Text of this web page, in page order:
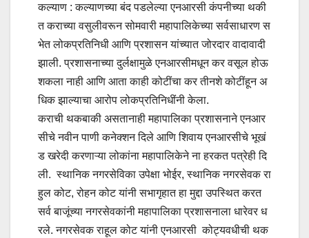
कल्याण : कल्याणच्या बंद पडलेल्या एनआरसी कंपनीच्या थकी
त कराच्या वसुलीवरून सोमवारी महापालिकेच्या सर्वसाधारण स
भेत लोकप्रतिनिधी आणि प्रशासन यांच्यात जोरदार वादावादी
झाली. प्रशासनाच्या दुर्लक्षामुळे एनआरसीमधून कर वसूल होऊ
शकला नाही आणि आता काही कोटींचा कर तीनशे कोटींहून अ
धिक झाल्याचा आरोप लोकप्रतिनिधींनी केला.
कराची थकबाकी असतानाही महापालिका प्रशासनाने एनआर
सीचे नवीन पाणी कनेक्शन दिले आणि शिवाय एनआरसीचे भूखं
ड खरेदी करणाऱ्या लोकांना महापालिकेने ना हरकत पत्रेही दि
ली. स्थानिक नगरसेविका उपेक्षा भोईर, स्थानिक नगरसेवक रा
हुल कोट, रोहन कोट यांनी सभागृहात हा मुद्दा उपस्थित करत
सर्व बाजूंच्या नगरसेवकांनी महापालिका प्रशासनाला धारेवर ध
रले. नगरसेवक राहूल कोट यांनी एनआरसी कोट्यवधीची थक